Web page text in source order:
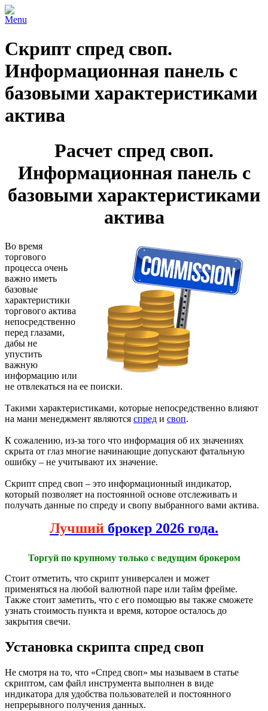
Menu
Скрипт спред своп.
Информационная панель с
базовыми характеристиками
актива
Расчет спред своп.
Информационная панель с
базовыми характеристиками
актива
Во время
торгового
процесса очень
важно иметь
базовые
характеристики
торгового актива
непосредственно
перед глазами,
дабы не
упустить
важную
информацию или
не отвлекаться на ее поиски.
Такими характеристиками, которые непосредственно влияют
на мани менеджмент являются спред и своп.
К сожалению, из-за того что информация об их значениях
скрыта от глаз многие начинающие допускают фатальную
ошибку – не учитывают их значение.
Скрипт спред своп – это информационный индикатор,
который позволяет на постоянной основе отслеживать и
получать данные по спреду и свопу выбранного вами актива.
Лучший брокер 2026 года.
Торгуй по крупному только с ведущим брокером
Стоит отметить, что скрипт универсален и может
применяться на любой валютной паре или тайм фрейме.
Также стоит заметить, что с его помощью вы также сможете
узнать стоимость пункта и время, которое осталось до
закрытия свечи.
Установка скрипта спред своп
Не смотря на то, что «Спред своп» мы называем в статье
скриптом, сам файл инструмента выполнен в виде
индикатора для удобства пользователей и постоянного
непрерывного получения данных.